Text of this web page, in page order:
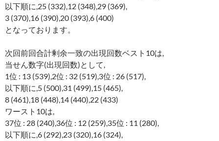
以下順に,25 (332),12 (348),29 (369),
3 (370),16 (390),20 (393),6 (400)
となっております。
次回前回合計剰余一致の出現回数ベスト10は,
当せん数字(出現回数)として,
1位 : 13 (539),2位 : 32 (519),3位 : 26 (517),
以下順に,5 (500),31 (499),15 (465),
8 (461),18 (448),14 (440),22 (433)
ワースト10は,
37位 : 28 (240),36位 : 12 (259),35位 : 11 (280),
以下順に,6 (292),23 (320),16 (324),